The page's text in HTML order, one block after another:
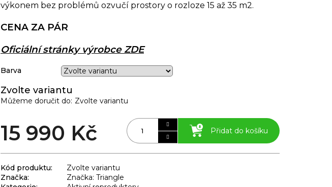
Zvolte variantu
Můžeme doručit do: Zvolte variantu
15 990 Kč Přidat do košíku
Barva
výkonem bez problémů ozvučí prostory o rozloze 15 až 35 m2.
CENA ZA PÁR
Oficiální stránky výrobce ZDE
Kód produktu:
Zvolte variantu
Značka:
Značka: Triangle